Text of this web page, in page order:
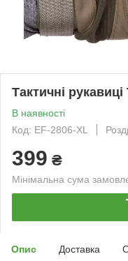
Тактичні
В наявності
Код: EF-2806-XL
399 ₴
Мінімальна сума
Опис Доставка